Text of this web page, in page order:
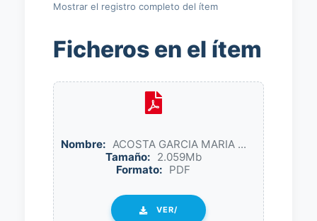
Mostrar el registro completo del ítem
Ficheros en el ítem
Nombre: ACOSTA GARCIA MARIA ...
Tamaño: 2.059Mb
Formato: PDF
VER/